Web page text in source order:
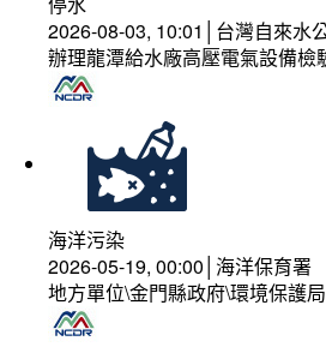
2026-08-03, 10:01│台灣自來水
辦理龍潭給水廠高壓電氣設備檢
海洋污染
2026-05-19, 00:00│海洋保育署
地方單位\金門縣政府\環境保護